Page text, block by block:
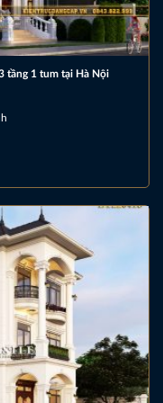
tầng 1 tum tại Hà Nội